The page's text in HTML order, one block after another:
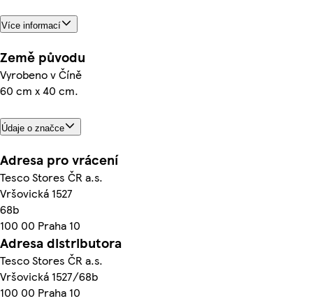
Více informací
Země původu
Vyrobeno v Číně
60 cm x 40 cm.
Údaje o značce
Adresa pro vrácení
Tesco Stores ČR a.s.
Vršovická 1527
68b
100 00 Praha 10
Adresa distributora
Tesco Stores ČR a.s.
Vršovická 1527/68b
100 00 Praha 10